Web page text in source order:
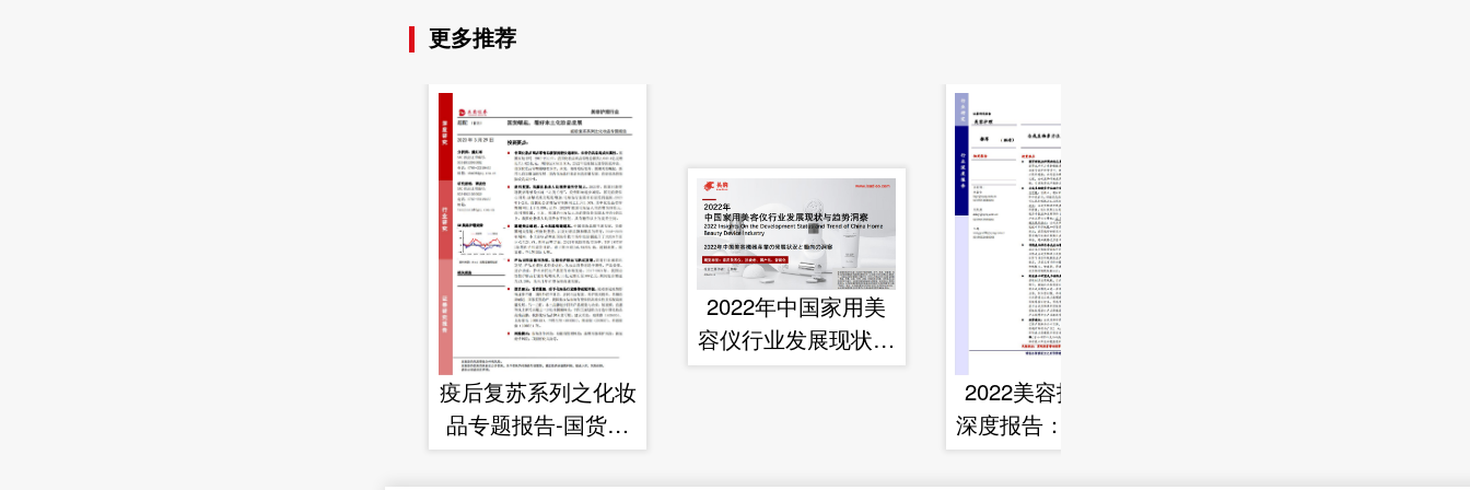
更多推荐
疫后复苏系列之化妆
品专题报告-国货崛
起-看好本土化妆品
2022年中国家用美
容仪行业发展现状与
趋势洞察
2022美容护理行业
深度报告：合成生物
多方位赋能化妆品行